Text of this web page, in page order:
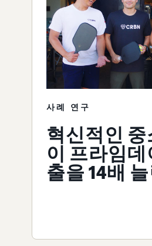
사례 연구
혁신적인 중
이 프라임데
출을 14배